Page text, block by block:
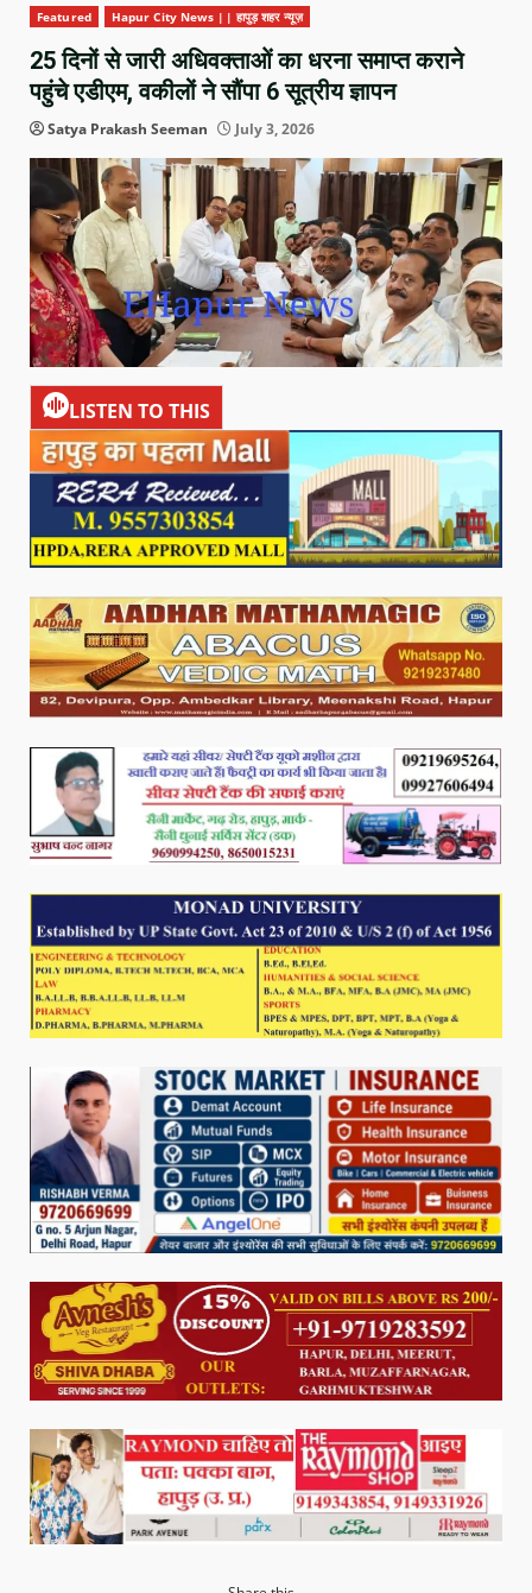
Featured Hapur City News || हापुड़ शहर न्यूज़
25 दिनों से जारी अधिवक्ताओं का धरना समाप्त कराने
पहुंचे एडीएम, वकीलों ने सौंपा 6 सूत्रीय ज्ञापन
Satya Prakash Seeman July 3, 2026
LISTEN TO THIS